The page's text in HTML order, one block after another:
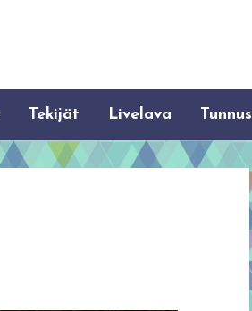
Tekijät Livelava